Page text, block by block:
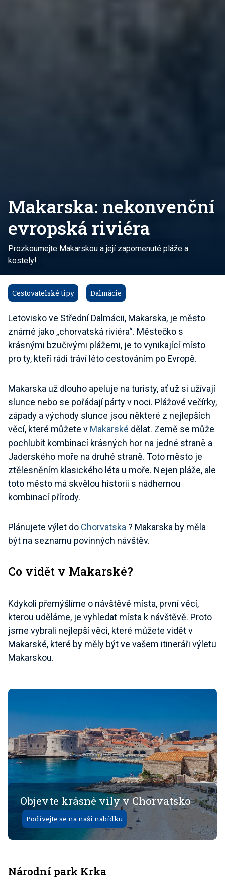
Makarska: nekonvenční
evropská riviéra
Prozkoumejte Makarskou a její zapomenuté pláže a
kostely!
Cestovatelské tipy Dalmácie
Letovisko ve Střední Dalmácii, Makarska, je město
známé jako „chorvatská riviéra“. Městečko s
krásnými bzučivými plážemi, je to vynikající místo
pro ty, kteří rádi tráví léto cestováním po Evropě.
Makarska už dlouho apeluje na turisty, ať už si užívají
slunce nebo se pořádají párty v noci. Plážové večírky,
západy a východy slunce jsou některé z nejlepších
věcí, které můžete v Makarské dělat. Země se může
pochlubit kombinací krásných hor na jedné straně a
Jaderského moře na druhé straně. Toto město je
ztělesněním klasického léta u moře. Nejen pláže, ale
toto město má skvělou historii s nádhernou
kombinací přírody.
Plánujete výlet do Chorvatska ? Makarska by měla
být na seznamu povinných návštěv.
Co vidět v Makarské?
Kdykoli přemýšlíme o návštěvě místa, první věcí,
kterou uděláme, je vyhledat místa k návštěvě. Proto
jsme vybrali nejlepší věci, které můžete vidět v
Makarské, které by měly být ve vašem itineráři výletu
Makarskou.
Objevte krásné vily v Chorvatsko
Podívejte se na naši nabídku
Národní park Krka